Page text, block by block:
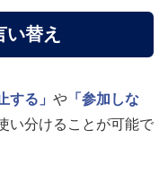
い替え
する」 や 「参加しな
い分けることが可能で